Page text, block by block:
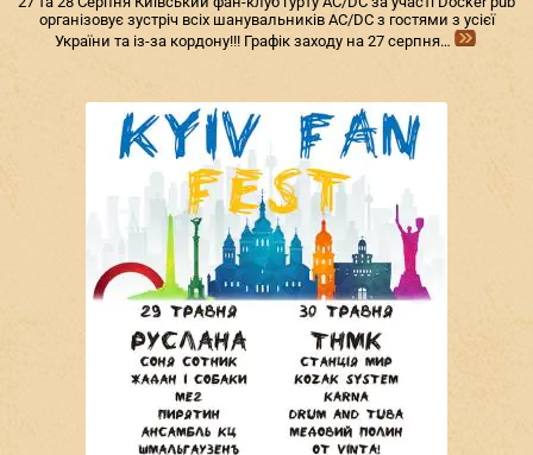
організовує зустріч всіх шанувальників AC/DС з гостями з усієї
України та із-за кордону!!! Графік заходу на 27 серпня…